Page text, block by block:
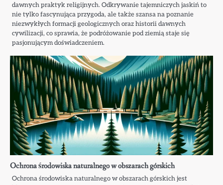
dawnych praktyk religijnych. Odkrywanie tajemniczych jaskiń to
nie tylko fascynująca przygoda, ale także szansa na poznanie
niezwykłych formacji geologicznych oraz historii dawnych
cywilizacji, co sprawia, że podróżowanie pod ziemią staje się
pasjonującym doświadczeniem.
Ochrona środowiska naturalnego w obszarach górskich
Ochrona środowiska naturalnego w obszarach górskich jest